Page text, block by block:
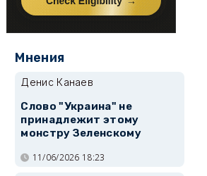
Мнения
Денис Канаев
Слово "Украина" не
принадлежит этому
монстру Зеленскому
11/06/2026 18:23